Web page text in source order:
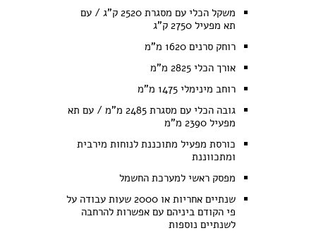
משקל הכלי עם מסגרת 2520 ק"ג / עם
תא מפעיל 2750 ק"ג
רוחק סרנים 1620 מ"מ
אורך הכלי 2825 מ"מ
רוחב מינימלי 1475 מ"מ
גובה הכלי עם מסגרת 2485 מ"מ / עם תא
מפעיל 2390 מ"מ
כורסת מפעיל מתוכננת לנוחות מירבית
ומתכווננת
מפסק ראשי למערכת החשמל
שנתיים אחריות או 2000 שעות עבודה על
פי הקודם ביניהם עם אפשרות להרחבה
לשנתיים נוספות